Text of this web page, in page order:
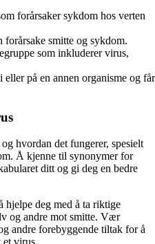
forårsaker sykdom hos verten
smitte og sykdom.
som inkluderer virus,
eller på en annen organisme og får
hvordan det fungerer, spesielt
Å kjenne til synonymer for
ditt og gi deg en bedre
deg med å ta riktige
og andre mot smitte. Vær
andre forebyggende tiltak for å